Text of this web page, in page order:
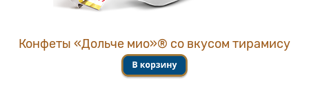
Конфеты «Дольче мио»® со вкусом тирамису